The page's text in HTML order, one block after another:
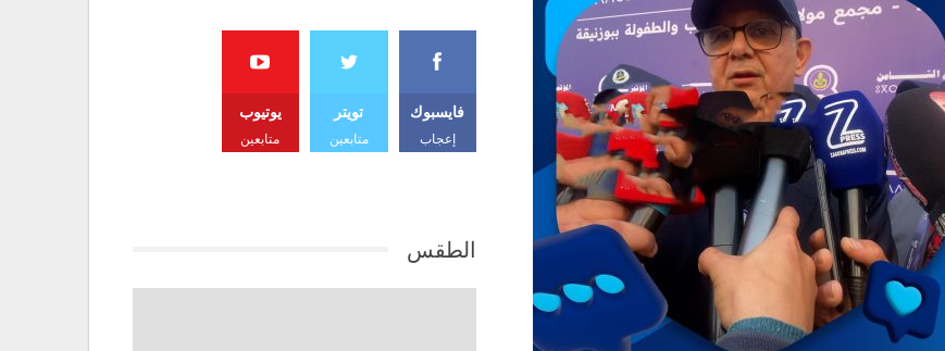
فايسبوك
إعجاب
تويتر
متابعين
يوتيوب
متابعين
الطقس